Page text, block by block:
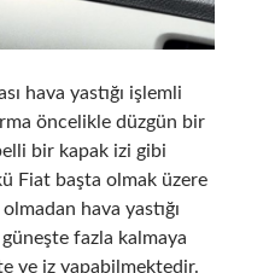
hava yastığı işlemli
öncelikle düzgün bir
bir kapak izi gibi
Fiat başta olmak üzere
hava yastığı
fazla kalmaya
ve iz yapabilmektedir.